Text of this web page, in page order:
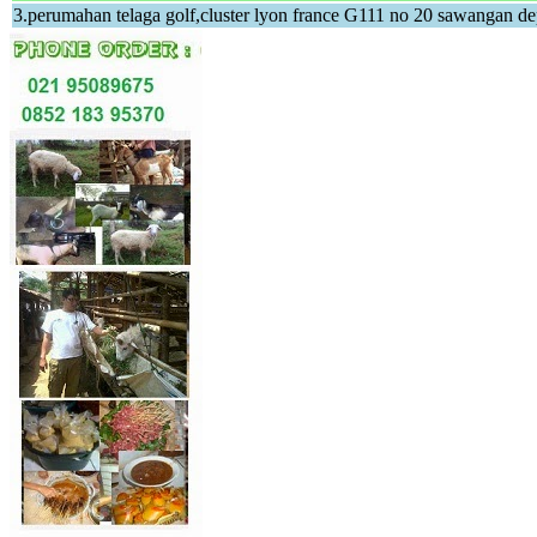
3.perumahan telaga golf,cluster lyon france G111 no 20 sawangan